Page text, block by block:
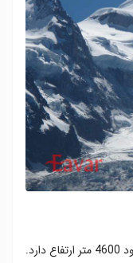
مونته روزا چند قله دارد که بلند‌ترین آن‌ها حدود 4600 متر ارتفاع دارد.